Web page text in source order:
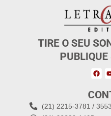
TIRE O SEU
(21) 2215-3781 /